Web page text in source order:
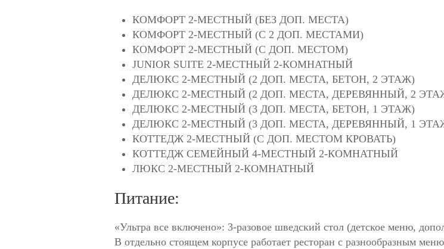
КОМФОРТ 2-МЕСТНЫЙ (БЕЗ ДОП. МЕСТА)
КОМФОРТ 2-МЕСТНЫЙ (С 2 ДОП. МЕСТАМИ)
КОМФОРТ 2-МЕСТНЫЙ (С ДОП. МЕСТОМ)
JUNIOR SUITE 2-МЕСТНЫЙ 2-КОМНАТНЫЙ
ДЕЛЮКС 2-МЕСТНЫЙ (2 ДОП. МЕСТА, БЕТОН, 2 ЭТАЖ)
ДЕЛЮКС 2-МЕСТНЫЙ (2 ДОП. МЕСТА, ДЕРЕВЯННЫЙ, 2
ДЕЛЮКС 2-МЕСТНЫЙ (3 ДОП. МЕСТА, БЕТОН, 1 ЭТАЖ)
ДЕЛЮКС 2-МЕСТНЫЙ (3 ДОП. МЕСТА, ДЕРЕВЯННЫЙ, 1
КОТТЕДЖ 2-МЕСТНЫЙ (С ДОП. МЕСТОМ КРОВАТЬ)
КОТТЕДЖ СЕМЕЙНЫЙ 4-МЕСТНЫЙ 2-КОМНАТНЫЙ
ЛЮКС 2-МЕСТНЫЙ 2-КОМНАТНЫЙ
Питание:
«Ультра все включено»: 3-разовое шведский стол (детское меню,
В отдельно стоящем корпусе работает ресторан с разнообразным